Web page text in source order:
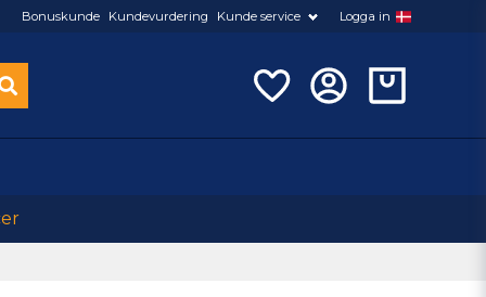
Bonuskunde Kundevurdering Kunde service Logga in